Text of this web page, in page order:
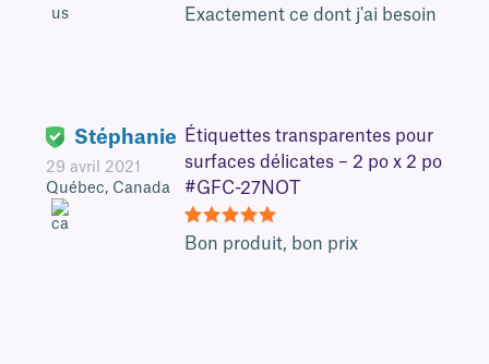
5Exactement ce dont j'ai besoin
Stéphanie
29 avril 2021
Québec, Canada
Étiquettes transparentes pour
surfaces délicates – 2 po x 2 po
#GFC-27NOT
5Bon produit, bon prix